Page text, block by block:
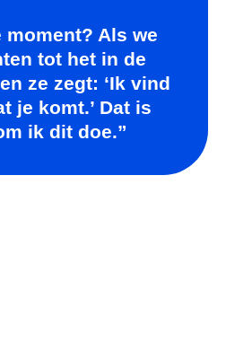
Als we
tot het in de
ze zegt: ‘Ik vind
je komt.’ Dat is
ik dit doe.”